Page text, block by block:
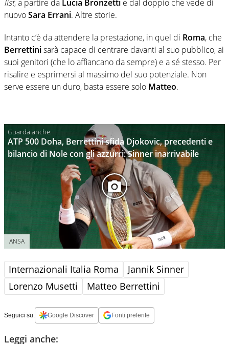
list, a partire da Lucia Bronzetti e dal doppio che vede di
nuovoSara Errani. Altre storie.
Intanto c’è da attendere la prestazione, in quel di Roma, che
Berrettinisarà capace di centrare davanti al suo pubblico, ai
suoi genitori (che lo affiancano da sempre) e a sé stesso. Per
risalire e esprimersi al massimo del suo potenziale. Non
serve essere un duro, basta essere solo Matteo.
ATP 500 Doha, Berrettini sfida Djokovic, precedenti e
bilancio di Nole con gli azzurri: Sinner inarrivabile
ANSA
Internazionali Italia Roma
Jannik Sinner
Lorenzo Musetti
Matteo Berrettini
Seguici su: Google Discover Fonti preferite
Leggi anche: